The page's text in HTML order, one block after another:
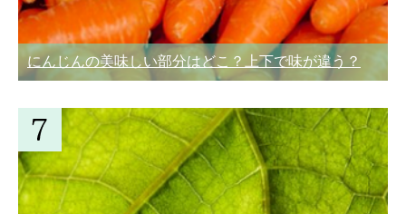
にんじんの美味しい部分はどこ？上下で味が違う？